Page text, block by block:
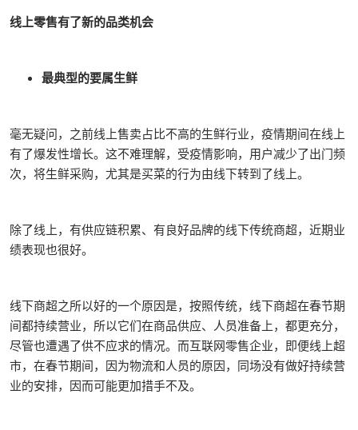
线上零售有了新的品类机会
最典型的要属生鲜
毫无疑问，之前线上售卖占比不高的生鲜行业，疫情期间在线上
有了爆发性增长。这不难理解，受疫情影响，用户减少了出门频
次，将生鲜采购，尤其是买菜的行为由线下转到了线上。
除了线上，有供应链积累、有良好品牌的线下传统商超，近期业
绩表现也很好。
线下商超之所以好的一个原因是，按照传统，线下商超在春节期
间都持续营业，所以它们在商品供应、人员准备上，都更充分，
尽管也遭遇了供不应求的情况。而互联网零售企业，即便线上超
市，在春节期间，因为物流和人员的原因，同场没有做好持续营
业的安排，因而可能更加措手不及。